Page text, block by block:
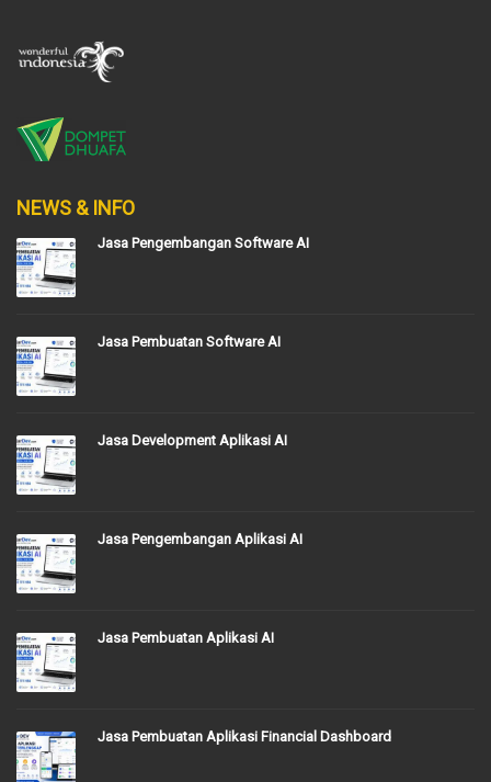
NEWS & INFO
Jasa Pengembangan Software AI
Jasa Pembuatan Software AI
Jasa Development Aplikasi AI
Jasa Pengembangan Aplikasi AI
Jasa Pembuatan Aplikasi AI
Jasa Pembuatan Aplikasi Financial Dashboard